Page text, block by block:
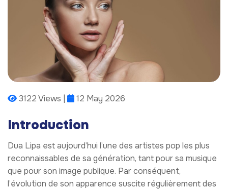
3122 Views | 12 May 2026
Introduction
Dua Lipa est aujourd’hui l’une des artistes pop les plus
reconnaissables de sa génération, tant pour sa musique
que pour son image publique. Par conséquent,
l’évolution de son apparence suscite régulièrement des